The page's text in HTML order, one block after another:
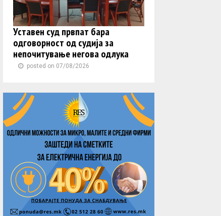
Уставен суд првпат бара
одговорност од судија за
непочитување негова одлука
posted on 07/08/2026